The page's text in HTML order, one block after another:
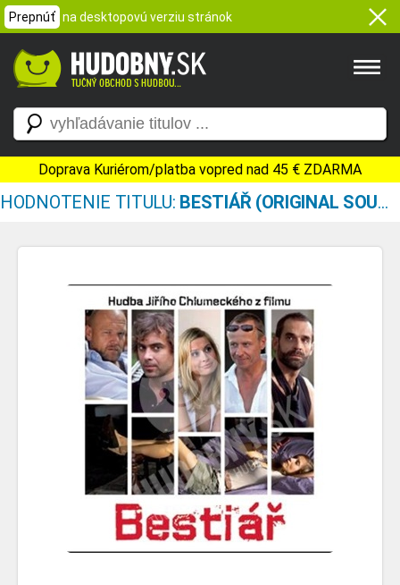
Prepnúť na desktopovú verziu stránok
Doprava Kuriérom/platba vopred nad 45 € ZDARMA
HODNOTENIE TITULU: BESTIÁŘ (ORIGINAL SOUNDTRACK)